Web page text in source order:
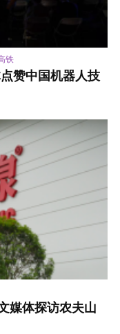
铁
赞中国机器人技
媒体探访农夫山